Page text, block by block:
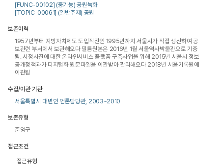
[FUNC-00102] (중기능) 공원녹화
[TOPIC-00061] (일반주제) 공원
보존이력
1957년부터 지방자치제도 도입직전인 1995년까지 서울시가 직접 생산하여 공
보관련 부서에서 보관해오다 필름원본은 2016년 1월 서울역사박물관으로 기증
됨. 시정사진에 대한 온라인서비스 플랫폼 구축사업을 위해 2015년 서울시 정보
공개정책과가 디지털화 원문파일을 이관받아 관리해오다 2018년 서울기록원에
이관됨
수집/이관 기관
서울특별시 대변인 언론담당관, 2003~2010
보존유형
준영구
접근조건
접근유형